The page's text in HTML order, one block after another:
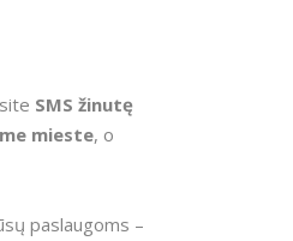
SMS žinutę
mieste, o
paslaugoms –